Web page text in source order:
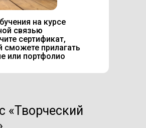
на курсе
связью
сертификат,
сможете прилагать
или портфолио
«Творческий